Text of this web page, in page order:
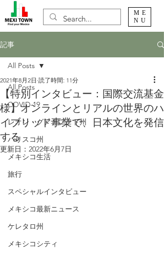
ME
NU
記事
All Posts
COVID-19
レオン・グアナファト州
ハリスコ州
メキシコ生活
旅行
スペシャルインタビュー
メキシコ最新ニュース
ケレタロ州
メキシコシティ
All Posts
【特別インタビュー：国際交流基金
様】オンラインとリアルの世界のハ
イブリッド事業で、日本文化を発信
する
2021年8月2日 読了時間: 11分
更新日： 2022年6月7日